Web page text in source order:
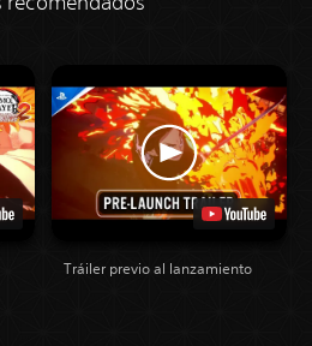
Tráiler previo al lanzamiento